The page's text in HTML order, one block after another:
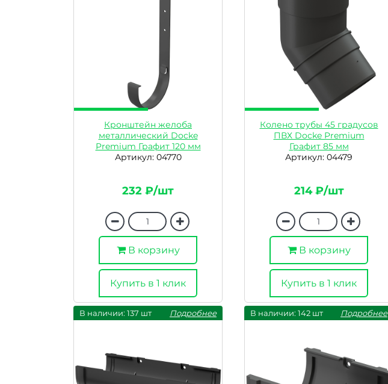
Кронштейн желоба
металлический Docke
Premium Графит 120 мм
Артикул: 04770
232 ₽/шт
В корзину
Купить в 1 клик
Колено трубы 45 градусов
ПВХ Docke Premium
Графит 85 мм
Артикул: 04479
214 ₽/шт
В корзину
Купить в 1 клик
В наличии: 137 шт Подробнее В наличии: 142 шт Подробнее